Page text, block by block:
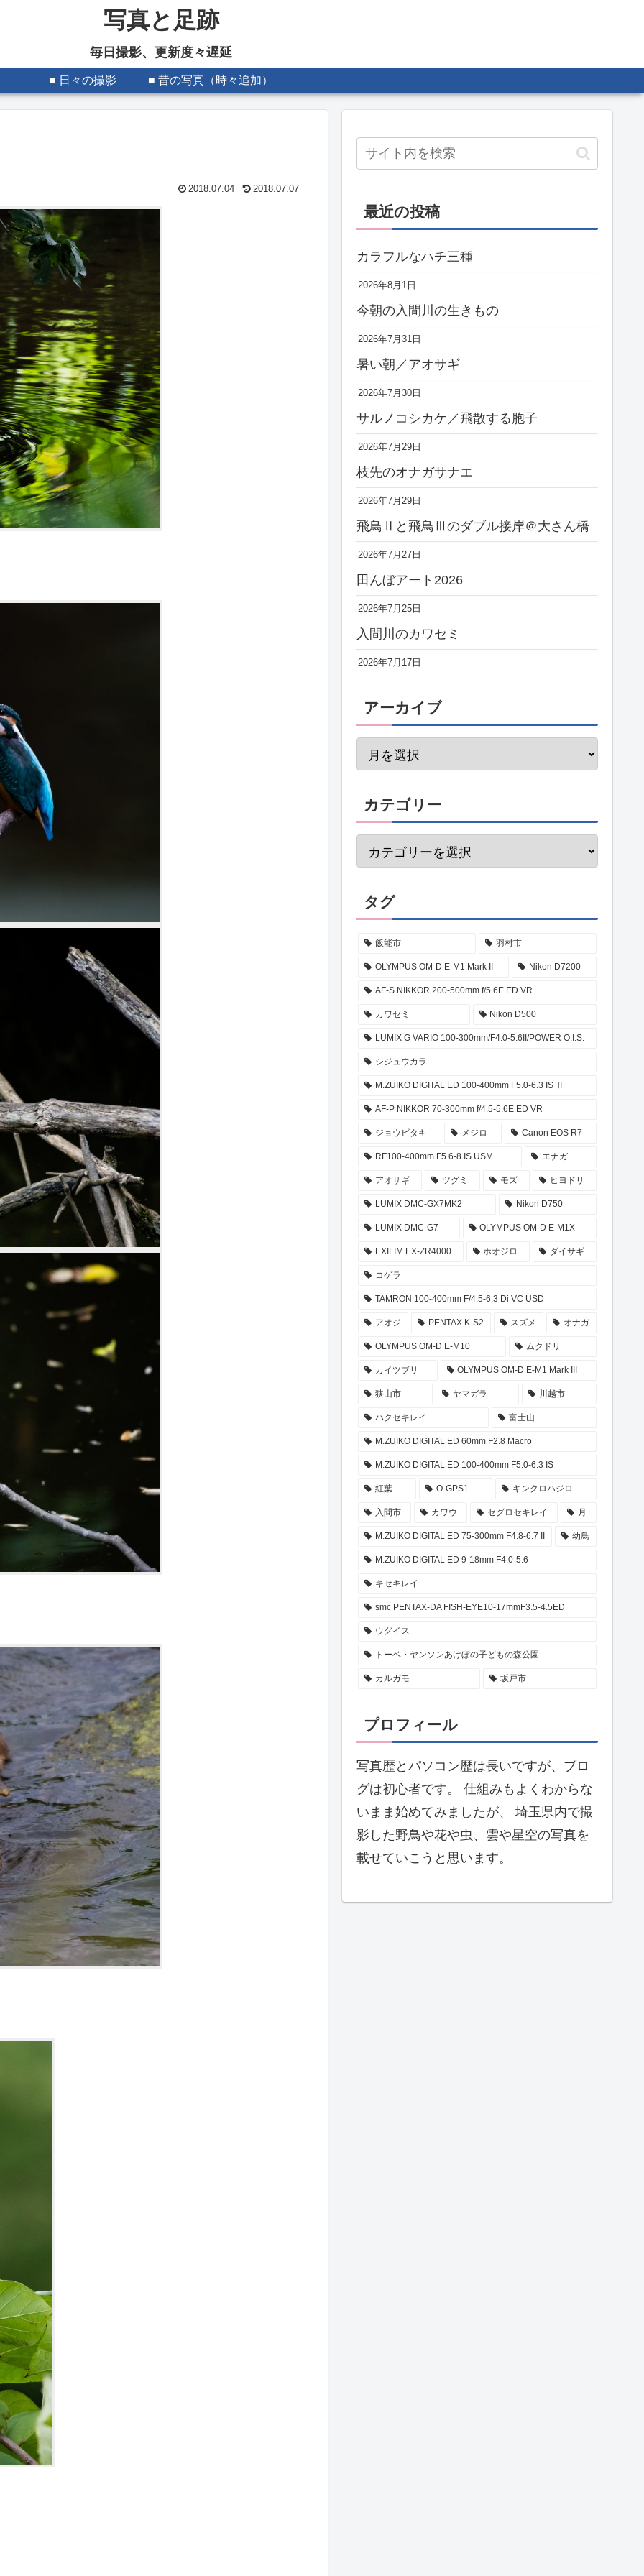
写真と足跡
毎日撮影、更新度々遅延
■ 日々の撮影 ■ 昔の写真（時々追加）
2018.07.04 2018.07.07
最近の投稿
カラフルなハチ三種
2026年8月1日
今朝の入間川の生きもの
2026年7月31日
暑い朝／アオサギ
2026年7月30日
サルノコシカケ／飛散する胞子
2026年7月29日
枝先のオナガサナエ
2026年7月29日
飛鳥Ⅱと飛鳥Ⅲのダブル接岸＠大さん橋
2026年7月27日
田んぼアート2026
2026年7月25日
入間川のカワセミ
2026年7月17日
アーカイブ
カテゴリー
タグ
飯能市 羽村市
OLYMPUS OM-D E-M1 Mark II Nikon D7200
AF-S NIKKOR 200-500mm f/5.6E ED VR
カワセミ Nikon D500
LUMIX G VARIO 100-300mm/F4.0-5.6II/POWER O.I.S.
シジュウカラ
M.ZUIKO DIGITAL ED 100-400mm F5.0-6.3 IS Ⅱ
AF-P NIKKOR 70-300mm f/4.5-5.6E ED VR
ジョウビタキ メジロ Canon EOS R7
RF100-400mm F5.6-8 IS USM エナガ
アオサギ ツグミ モズ ヒヨドリ
LUMIX DMC-GX7MK2 Nikon D750
LUMIX DMC-G7 OLYMPUS OM-D E-M1X
EXILIM EX-ZR4000 ホオジロ ダイサギ
コゲラ
TAMRON 100-400mm F/4.5-6.3 Di VC USD
アオジ PENTAX K-S2 スズメ オナガ
OLYMPUS OM-D E-M10 ムクドリ
カイツブリ OLYMPUS OM-D E-M1 Mark III
狭山市 ヤマガラ 川越市
ハクセキレイ 富士山
M.ZUIKO DIGITAL ED 60mm F2.8 Macro
M.ZUIKO DIGITAL ED 100-400mm F5.0-6.3 IS
紅葉 O-GPS1 キンクロハジロ
入間市 カワウ セグロセキレイ 月
M.ZUIKO DIGITAL ED 75-300mm F4.8-6.7 II 幼鳥
M.ZUIKO DIGITAL ED 9-18mm F4.0-5.6
キセキレイ
smc PENTAX-DA FISH-EYE10-17mmF3.5-4.5ED
ウグイス
トーベ・ヤンソンあけぼの子どもの森公園
カルガモ 坂戸市
プロフィール
写真歴とパソコン歴は長いですが、ブロ
グは初心者です。 仕組みもよくわからな
いまま始めてみましたが、 埼玉県内で撮
影した野鳥や花や虫、雲や星空の写真を
載せていこうと思います。